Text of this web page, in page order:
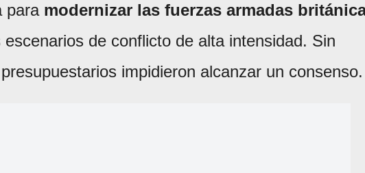
para modernizar las fuerzas armadas
de conflicto de alta intensidad. Sin
impidieron alcanzar un consenso.